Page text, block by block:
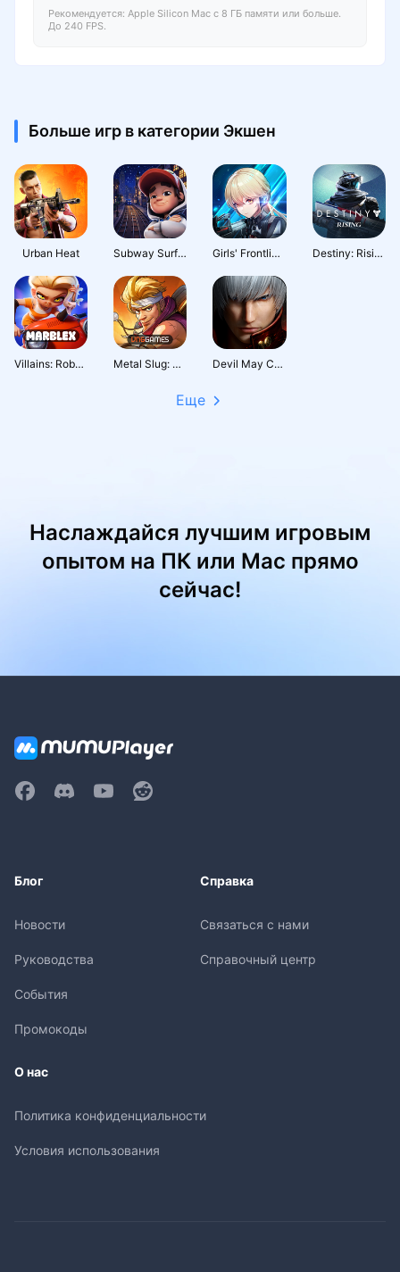
Рекомендуется: Apple Silicon Mac с 8 ГБ памяти или больше.
До 240 FPS.
Больше игр в категории Экшен
Urban Heat Subway Surfers City Girls' Frontline: Fire Control Destiny: Rising
Villains: Robot BattleRoyale Metal Slug: Awakening Devil May Cry: Peak of Combat
Еще
Наслаждайся лучшим игровым
опытом на ПК или Mac прямо
сейчас!
Блог
Новости
Руководства
События
Промокоды
Справка
Связаться с нами
Справочный центр
О нас
Политика конфиденциальности
Условия использования